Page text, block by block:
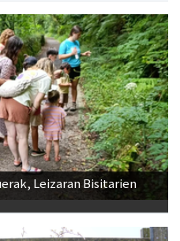
Leizaran Bisitarien